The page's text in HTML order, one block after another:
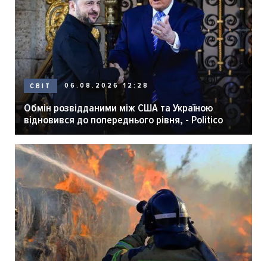
СВІТ 06.08.2026 12:28
Обмін розвідданими між США та Україною
відновився до попереднього рівня, - Politico